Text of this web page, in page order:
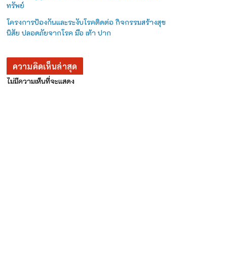
ทรัพย์
โครงการป้องกันและระงับโรคติดต่อ กิจกรรมสร้างสุข
นิสัย ปลอดภัยจากโรค มือ เท้า ปาก
ความคิดเห็นล่าสุด
ไม่มีความเห็นที่จะแสดง